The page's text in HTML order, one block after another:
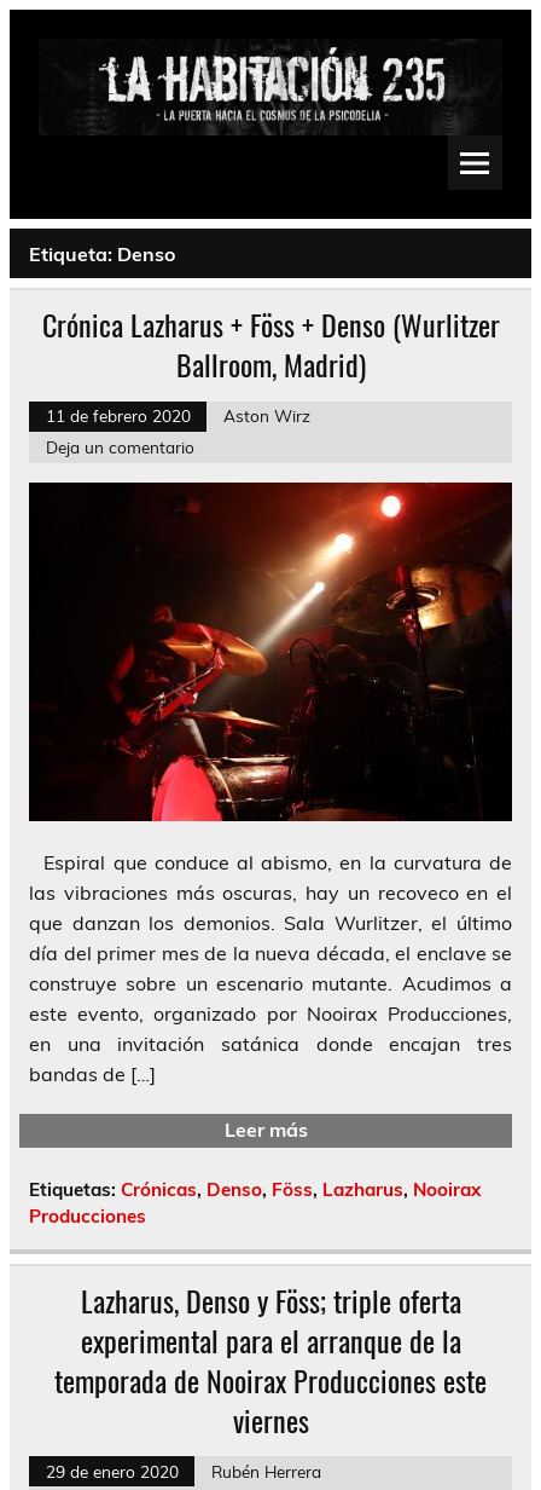
Saltar
Psychedelic, Stoner, Doom, Sludge, Fuzz, Space, Drone
Etiqueta: Denso
Crónica Lazharus + Föss + Denso (Wurlitzer
Ballroom, Madrid)
11 de febrero 2020
Aston Wirz
Deja un comentario
Espiral que conduce al abismo, en la curvatura de
las vibraciones más oscuras, hay un recoveco en el
que danzan los demonios. Sala Wurlitzer, el último
día del primer mes de la nueva década, el enclave se
construye sobre un escenario mutante. Acudimos a
este evento, organizado por Nooirax Producciones,
en una invitación satánica donde encajan tres
bandas de […]
Leer más
Etiquetas: Crónicas, Denso, Föss, Lazharus, Nooirax
Producciones
Lazharus, Denso y Föss; triple oferta
experimental para el arranque de la
temporada de Nooirax Producciones este
viernes
29 de enero 2020
Rubén Herrera